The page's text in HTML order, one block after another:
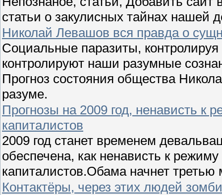
статьи о закулисных тайнах нашей
Николай Левашов вся правда о
Социальные паразиты,
контролируют наши разумные
Прогноз состояния общества
разуме.
Прогнозы на 2009 год, ненависть к
капиталистов
2009 год станет временем
обеспечена, как ненависть к
капиталистов.Обама начнет
Контактёры, через этих людей